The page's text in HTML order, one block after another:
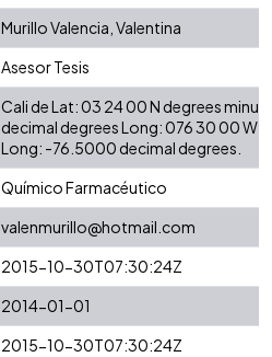
Murillo Valencia, Valentina
Asesor Tesis
Cali de Lat: 03 24 00 N degrees
decimal degrees Long: 076 30 00 W
Long: -76.5000 decimal degrees.
Químico Farmacéutico
valenmurillo@hotmail.com
2015-10-30T07:30:24Z
2014-01-01
2015-10-30T07:30:24Z